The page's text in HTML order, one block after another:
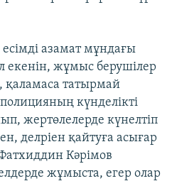
азамат мұндағы
жұмыс берушілер
қаламаса татырмай
күнделікті
жертөлелерде күнелтіп
делріен қайтуға асығар
Кәрімов
жұмыста, егер олар